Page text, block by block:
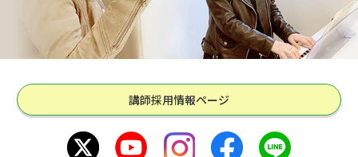
講師採用情報ページ